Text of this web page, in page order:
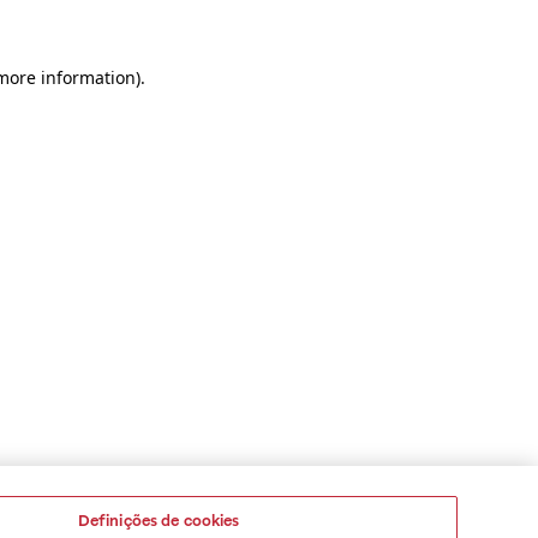
information).
Definições de cookies